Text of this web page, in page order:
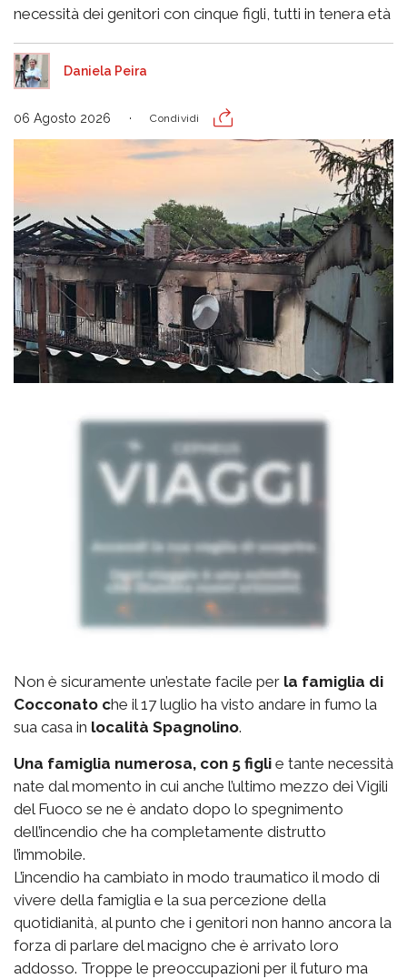
necessità dei genitori con cinque figli, tutti in tenera età
Daniela Peira
06 Agosto 2026 Condividi
Non è sicuramente un’estate facile per la famiglia di
Cocconato che il 17 luglio ha visto andare in fumo la
sua casa in località Spagnolino.
Una famiglia numerosa, con 5 figli e tante necessità
nate dal momento in cui anche l’ultimo mezzo dei Vigili
del Fuoco se ne è andato dopo lo spegnimento
dell’incendio che ha completamente distrutto
l’immobile.
L’incendio ha cambiato in modo traumatico il modo di
vivere della famiglia e la sua percezione della
quotidianità, al punto che i genitori non hanno ancora la
forza di parlare del macigno che è arrivato loro
addosso. Troppe le preoccupazioni per il futuro ma